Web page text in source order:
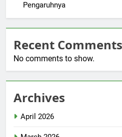
Pengaruhnya
Recent Comments
No comments to show.
Archives
April 2026